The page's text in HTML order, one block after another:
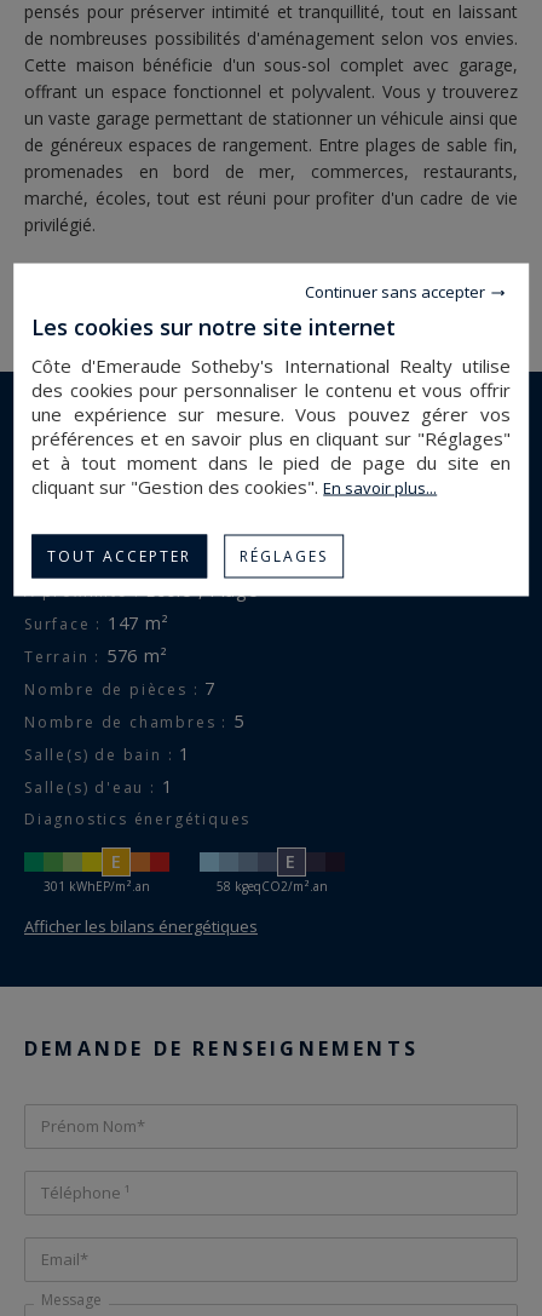
pensés pour préserver intimité et tranquillité, tout en laissant
de nombreuses possibilités d'aménagement selon vos envies.
Cette maison bénéficie d'un sous-sol complet avec garage,
offrant un espace fonctionnel et polyvalent. Vous y trouverez
un vaste garage permettant de stationner un véhicule ainsi que
de généreux espaces de rangement. Entre plages de sable fin,
promenades en bord de mer, commerces, restaurants,
marché, écoles, tout est réuni pour profiter d'un cadre de vie
privilégié.
DÉTAILS DU BIEN
Type de bien : maison
Quartier : ROTHENEUF
A proximité : École , Plage
Surface : 147 m²
Terrain : 576 m²
Nombre de pièces : 7
Nombre de chambres : 5
Salle(s) de bain : 1
Salle(s) d'eau : 1
Diagnostics énergétiques
E
301 kWhEP/m².an
E
58 kgeqCO2/m².an
Afficher les bilans énergétiques
DEMANDE DE RENSEIGNEMENTS
Prénom Nom*
Téléphone ¹
Email*
Message
Continuer sans accepter
Les cookies sur notre site internet
Côte d'Emeraude Sotheby's International Realty utilise
des cookies pour personnaliser le contenu et vous offrir
une expérience sur mesure. Vous pouvez gérer vos
préférences et en savoir plus en cliquant sur "Réglages"
et à tout moment dans le pied de page du site en
cliquant sur "Gestion des cookies".En savoir plus...
TOUT ACCEPTER RÉGLAGES